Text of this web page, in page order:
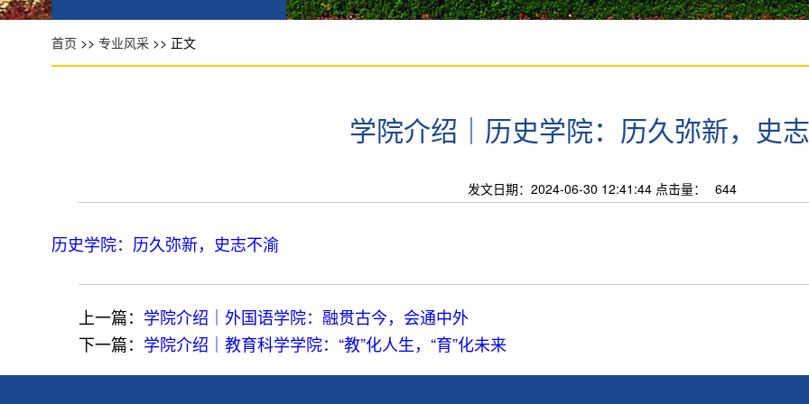
首页 >> 专业风采 >> 正文
学院介绍｜历史学院：历久弥新，史
发文日期：2024-06-30 12:41:44 点击量： 644
历史学院：历久弥新，史志不渝
上一篇： 学院介绍｜外国语学院：融贯古今，会通中外
下一篇： 学院介绍｜教育科学学院：“教”化人生，“育”化未来